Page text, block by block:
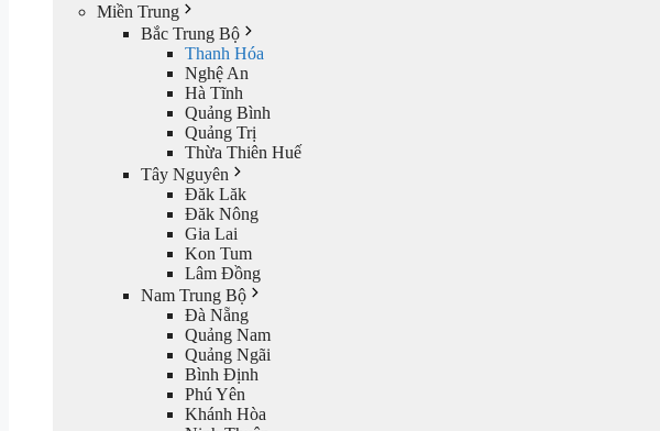
Miền Trung
Bắc Trung Bộ
Thanh Hóa
Nghệ An
Hà Tĩnh
Quảng Bình
Quảng Trị
Thừa Thiên Huế
Tây Nguyên
Đăk Lăk
Đăk Nông
Gia Lai
Kon Tum
Lâm Đồng
Nam Trung Bộ
Đà Nẵng
Quảng Nam
Quảng Ngãi
Bình Định
Phú Yên
Khánh Hòa